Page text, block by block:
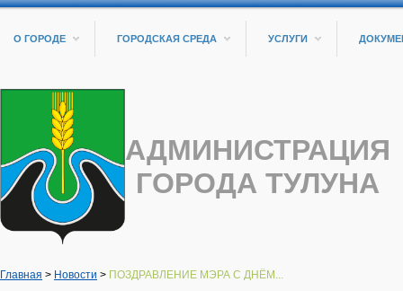
О ГОРОДЕ ГОРОДСКАЯ СРЕДА УСЛУГИ
АДМИНИСТРАЦИЯ
ГОРОДА ТУЛУНА
Главная > Новости > ПОЗДРАВЛЕНИЕ МЭРА С ДНЁМ...